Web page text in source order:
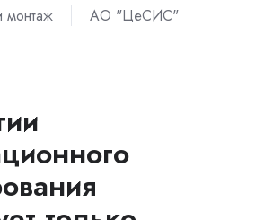
монтаж
АО "ЦеСИС"